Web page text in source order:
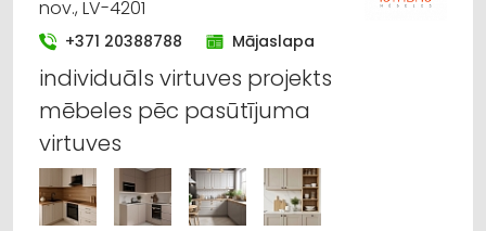
Krāsas, lakas, būvķīmija: tirdzniecība
Mēbeļu ražošana, mēbeļu sagataves
Reklāma
Apdares materiāli: vairumtirdzniecība
nov., LV-4201
+371 20388788 Mājaslapa
individuāls virtuves projekts
mēbeles pēc pasūtījuma
virtuves